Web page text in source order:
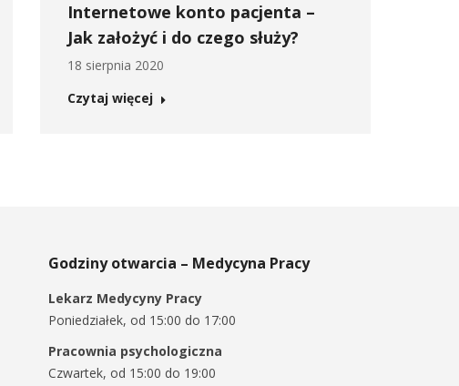
Internetowe konto pacjenta –
Jak założyć i do czego służy?
18 sierpnia 2020
Czytaj więcej
Godziny otwarcia – Medycyna Pracy
Lekarz Medycyny Pracy
Poniedziałek, od 15:00 do 17:00
Pracownia psychologiczna
Czwartek, od 15:00 do 19:00